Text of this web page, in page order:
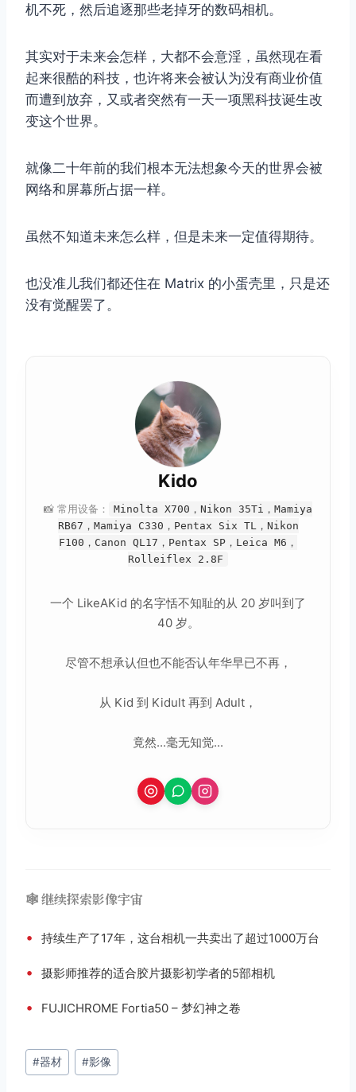
机不死，然后追逐那些老掉牙的数码相机。
其实对于未来会怎样，大都不会意淫，虽然现在看
起来很酷的科技，也许将来会被认为没有商业价值
而遭到放弃，又或者突然有一天一项黑科技诞生改
变这个世界。
就像二十年前的我们根本无法想象今天的世界会被
网络和屏幕所占据一样。
虽然不知道未来怎么样，但是未来一定值得期待。
也没准儿我们都还住在 Matrix 的小蛋壳里，只是还
没有觉醒罢了。
Kido
📸 常用设备：
Minolta X700，Nikon 35Ti，Mamiya
RB67，Mamiya C330，Pentax Six TL，Nikon
F100，Canon QL17，Pentax SP，Leica M6，
Rolleiflex 2.8F
一个 LikeAKid 的名字恬不知耻的从 20 岁叫到了
40 岁。
尽管不想承认但也不能否认年华早已不再，
从 Kid 到 Kidult 再到 Adult，
竟然...毫无知觉...
🕸️ 继续探索影像宇宙
• 持续生产了17年，这台相机一共卖出了超过1000万台
• 摄影师推荐的适合胶片摄影初学者的5部相机
• FUJICHROME Fortia50 – 梦幻神之卷
文
章
#器材 #影像